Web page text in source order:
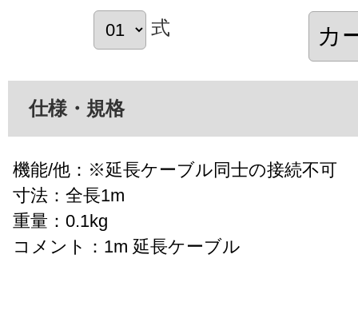
式
仕様・規格
機能/他：※延長ケーブル同士の接続不可
寸法：全長1m
重量：0.1kg
コメント：1m 延長ケーブル